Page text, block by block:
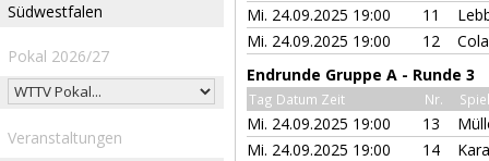
Südwestfalen
Pokal 2026/27
Veranstaltungen
Mi. 24.09.2025 19:00
11
Mi. 24.09.2025 19:00
12
Endrunde Gruppe A - Runde 3
Tag Datum Zeit Nr.
Mi. 24.09.2025 19:00 13
Mi. 24.09.2025 19:00
14